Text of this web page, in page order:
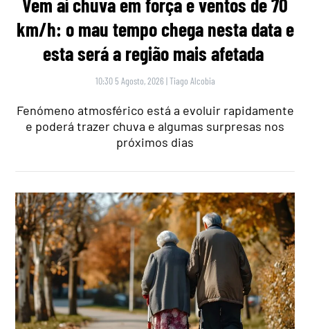
Vem aí chuva em força e ventos de 70
km/h: o mau tempo chega nesta data e
esta será a região mais afetada
10:30 5 Agosto, 2026 |Tiago Alcobia
Fenómeno atmosférico está a evoluir rapidamente
e poderá trazer chuva e algumas surpresas nos
próximos dias